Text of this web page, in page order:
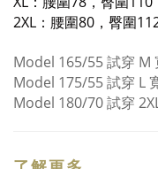
2XL：腰圍80 ，臀圍
Model 165/55試穿 M
Model 175/55試穿 L
Model 180/70試穿